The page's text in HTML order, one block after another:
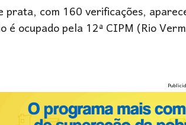
prata, com 160 verificações,
é ocupado pela 12ª CIPM (Rio